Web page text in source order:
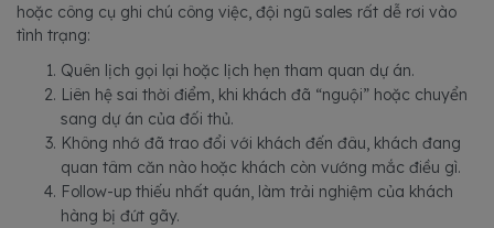
hoặc công cụ ghi chú công việc, đội ngũ sales rất dễ rơi vào
tình trạng:
Quên lịch gọi lại hoặc lịch hẹn tham quan dự án.
Liên hệ sai thời điểm, khi khách đã “nguội” hoặc chuyển
sang dự án của đối thủ.
Không nhớ đã trao đổi với khách đến đâu, khách đang
quan tâm căn nào hoặc khách còn vướng mắc điều gì.
Follow-up thiếu nhất quán, làm trải nghiệm của khách
hàng bị đứt gãy.